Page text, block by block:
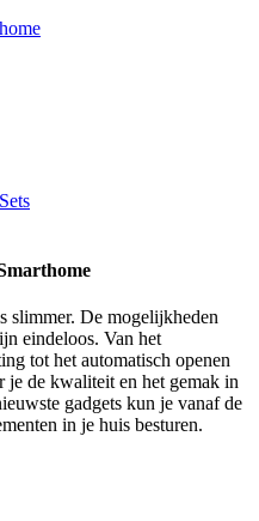
slimmer. De mogelijkheden
eindeloos. Van het
tot het automatisch openen
je de kwaliteit en het gemak in
gadgets kun je vanaf de
in je huis besturen.